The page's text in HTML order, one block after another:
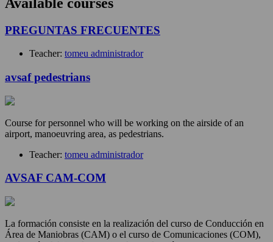
PREGUNTAS FRECUENTES
Teacher: tomeu administrador
avsaf pedestrians
Course for personnel who will be working on the airside of an
airport, manoeuvring area, as pedestrians.
Teacher: tomeu administrador
AVSAF CAM-COM
La formación consiste en la realización del curso de Conducción en
Área de Maniobras (CAM) o el curso de Comunicaciones (COM),